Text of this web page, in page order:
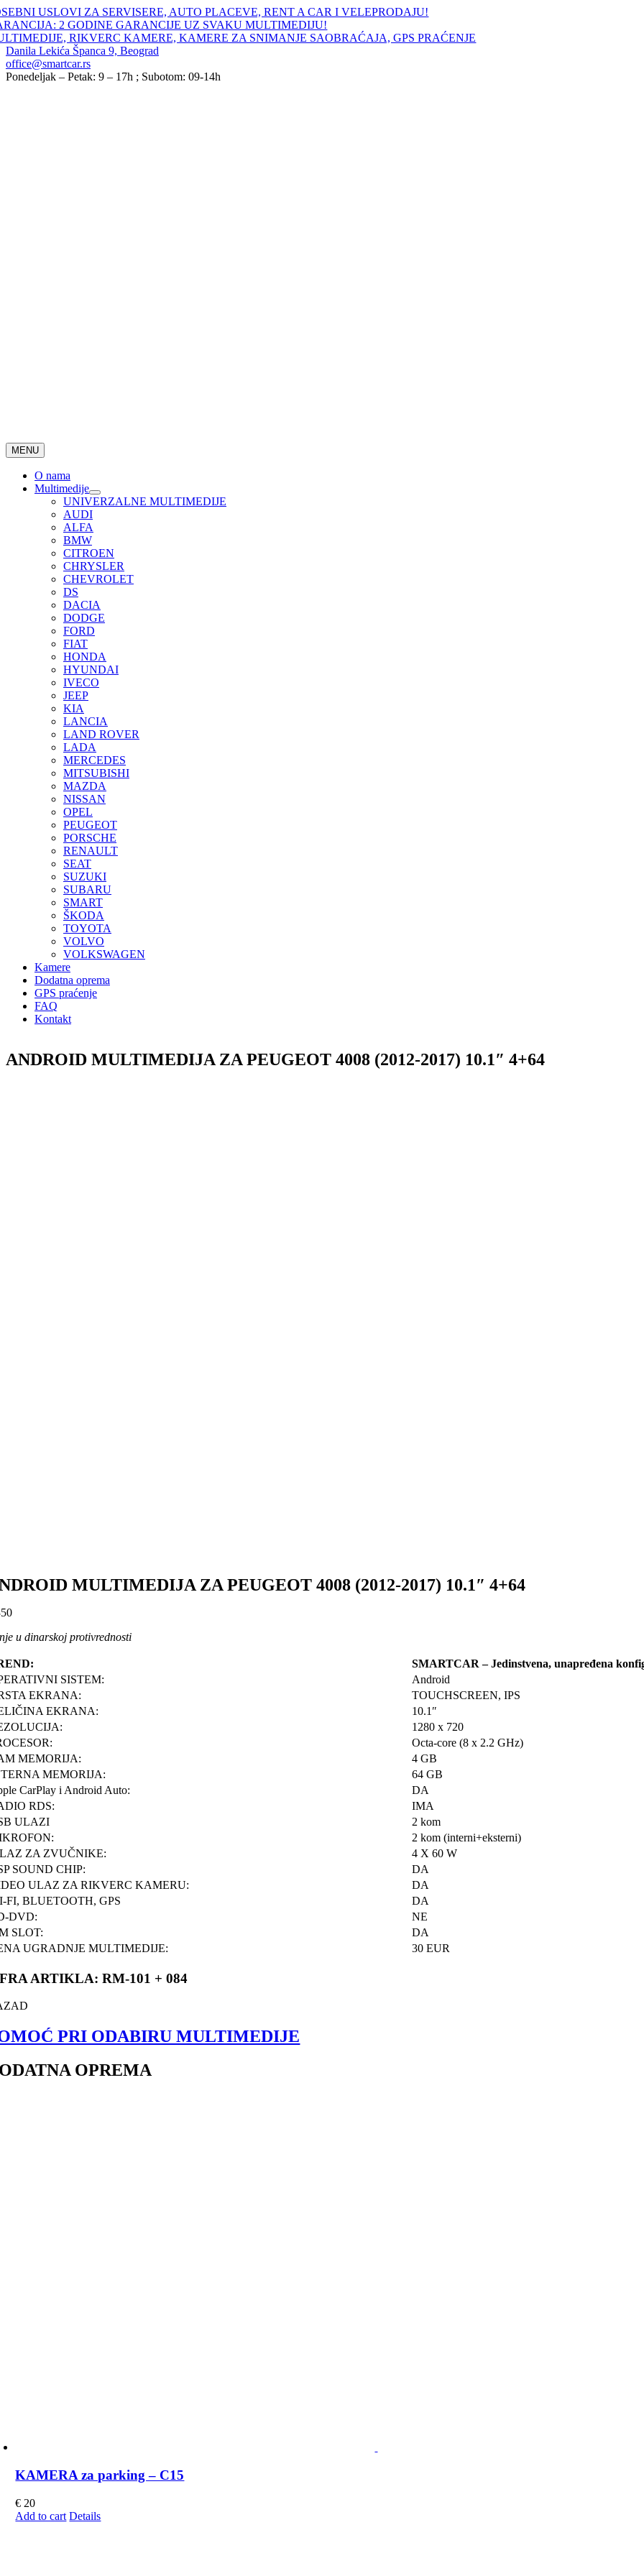
Skip
to
content
USLOVI ZA SERVISERE, AUTO PLACEVE, RENT A CAR I VELEPRODAJU!
2 GODINE GARANCIJE UZ SVAKU MULTIMEDIJU!
RIKVERC KAMERE, KAMERE ZA SNIMANJE SAOBRAĆAJA, GPS PRAĆENJE
Danila Lekića Španca 9, Beograd
office@smartcar.rs
Ponedeljak – Petak: 9 – 17h ; Subotom: 09-14h
MENU
O nama
Multimedije
UNIVERZALNE MULTIMEDIJE
AUDI
ALFA
BMW
CITROEN
CHRYSLER
CHEVROLET
DS
DACIA
DODGE
FORD
FIAT
HONDA
HYUNDAI
IVECO
JEEP
KIA
LANCIA
LAND ROVER
LADA
MERCEDES
MITSUBISHI
MAZDA
NISSAN
OPEL
PEUGEOT
PORSCHE
RENAULT
SEAT
SUZUKI
SUBARU
SMART
ŠKODA
TOYOTA
VOLVO
VOLKSWAGEN
Kamere
Dodatna oprema
GPS praćenje
FAQ
Kontakt
ANDROID MULTIMEDIJA ZA PEUGEOT 4008 (2012-2017) 10.1″ 4+64
MULTIMEDIJA ZA PEUGEOT 4008 (2012-2017) 10.1″ 4+64
u dinarskoj protivrednosti
SMARTCAR – Jedinstvena, unapređena
SISTEM:
Android
EKRANA:
TOUCHSCREEN, IPS
EKRANA:
10.1″
1280 x 720
Octa-core (8 x 2.2 GHz)
MEMORIJA:
4 GB
MEMORIJA:
64 GB
CarPlay i Android Auto:
DA
RDS:
IMA
ULAZI
2 kom
2 kom (interni+eksterni)
ZA ZVUČNIKE:
4 X 60 W
SOUND CHIP:
DA
ULAZ ZA RIKVERC KAMERU:
DA
FI, BLUETOOTH, GPS
DA
DVD:
NE
SLOT:
DA
UGRADNJE MULTIMEDIJE:
30 EUR
ARTIKLA: RM-101 + 084
PRI ODABIRU MULTIMEDIJE
OPREMA
KAMERA za parking – C15
€ 20
Add to cart Details